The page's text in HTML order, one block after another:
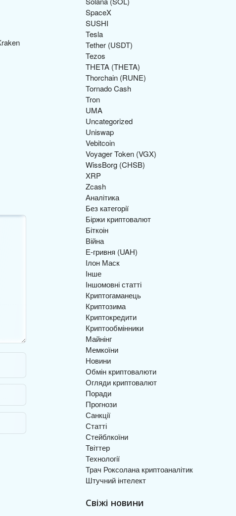
SpaceX
SUSHI
Tesla
Tether (USDT)
Tezos
THETA (THETA)
Thorchain (RUNE)
Tornado Cash
Tron
UMA
Uncategorized
Uniswap
Vebitcoin
Voyager Token (VGX)
WissBorg (CHSB)
XRP
Zcash
Аналітика
Без категорії
Біржи криптовалют
Біткоін
Війна
Е-гривня (UAH)
Ілон Маск
Інше
Іншомовні статті
Криптогаманець
Криптозима
Криптокредити
Криптообмінники
Майнінг
Мемкоїни
Новини
Обмін криптовалюти
Огляди криптовалют
Поради
Прогнози
Санкції
Статті
Стейблкоїни
Твіттер
Технології
Трач Роксолана криптоаналітик
Штучний інтелект
Свіжі новини